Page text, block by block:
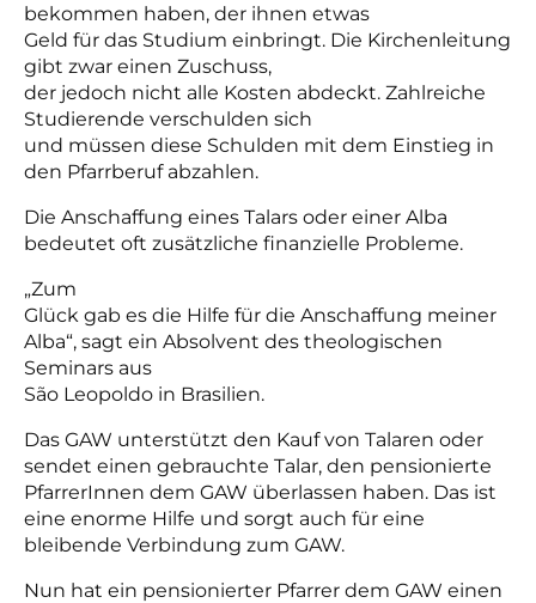
bekommen haben, der ihnen etwas
Geld für das Studium einbringt. Die Kirchenleitung
gibt zwar einen Zuschuss,
der jedoch nicht alle Kosten abdeckt. Zahlreiche
Studierende verschulden sich
und müssen diese Schulden mit dem Einstieg in
den Pfarrberuf abzahlen.
Die Anschaffung eines Talars oder einer Alba
bedeutet oft zusätzliche finanzielle Probleme.
„Zum
Glück gab es die Hilfe für die Anschaffung meiner
Alba“, sagt ein Absolvent des theologischen
Seminars aus
São Leopoldo in Brasilien.
Das GAW unterstützt den Kauf von Talaren oder
sendet einen gebrauchte Talar, den pensionierte
PfarrerInnen dem GAW überlassen haben. Das ist
eine enorme Hilfe und sorgt auch für eine
bleibende Verbindung zum GAW.
Nun hat ein pensionierter Pfarrer dem GAW einen